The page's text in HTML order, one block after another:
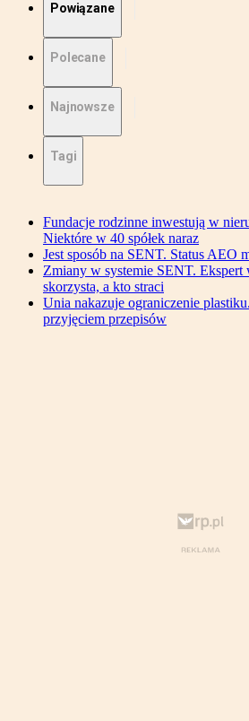
Powiązane
Polecane
Najnowsze
Tagi
Fundacje rodzinne inwestują w
Niektóre w 40 spółek naraz
Jest sposób na SENT. Status AEO
Zmiany w systemie SENT. Ekspert
skorzysta, a kto straci
Unia nakazuje ograniczenie
przyjęciem przepisów